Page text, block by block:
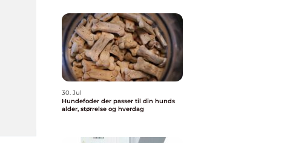
30. Jul
Hundefoder der passer til din hunds
alder, størrelse og hverdag